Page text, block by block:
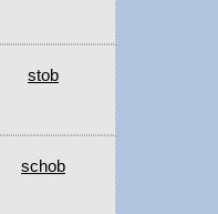
stob
schob